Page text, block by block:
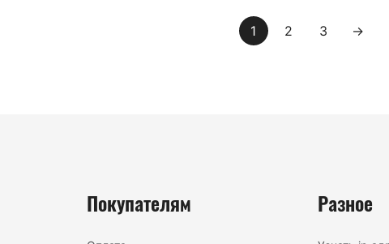
1 2 3 →
Покупателям Разное